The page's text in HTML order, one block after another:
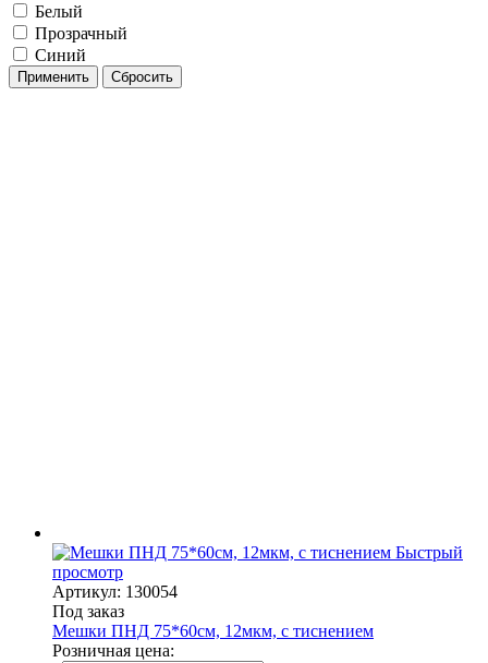
Белый
Прозрачный
Синий
Применить Сбросить
Быстрый
просмотр
Артикул: 130054
Под заказ
Мешки ПНД 75*60см, 12мкм, с тиснением
Розничная цена: